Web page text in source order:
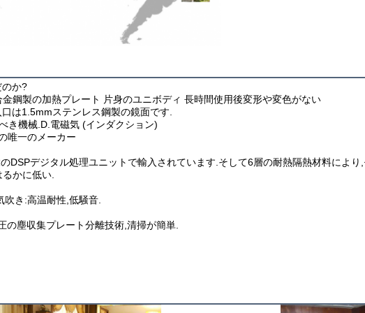
のか?
鋼製の加熱プレート 片身のユニボディ 長時間使用後変形や変色がない
は1.5mmステンレス鋼製の鏡面です.
き機械.D.電磁気 (インダクション)
唯一のメーカー
DSPデジタル処理ユニットで輸入されています.そして6層の耐熱隔熱材料によ
かに低い.
き:高温耐性,低騒音.
塵収集プレート分離技術,清掃が簡単.